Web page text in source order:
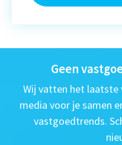
Geen
Wij vatten het laatste
media voor je samen
vastgoedtrends.